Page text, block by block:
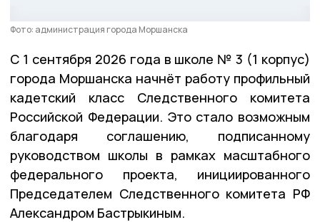
Фото: администрация города Моршанска
С 1 сентября 2026 года в школе № 3 (1 корпус)
города Моршанска начнёт работу профильный
кадетский класс Следственного комитета
Российской Федерации. Это стало возможным
благодаря соглашению, подписанному
руководством школы в рамках масштабного
федерального проекта, инициированного
Председателем Следственного комитета РФ
Александром Бастрыкиным.